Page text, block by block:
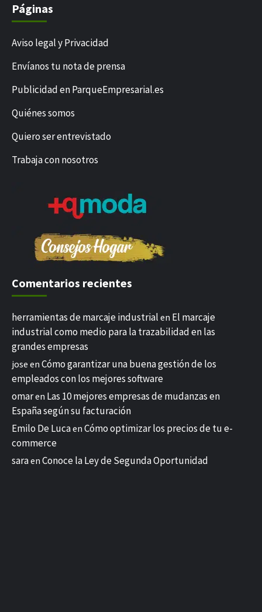
Páginas
Aviso legal y Privacidad
Envíanos tu nota de prensa
Publicidad en ParqueEmpresarial.es
Quiénes somos
Quiero ser entrevistado
Trabaja con nosotros
Comentarios recientes
herramientas de marcaje industrial en El marcaje
industrial como medio para la trazabilidad en las
grandes empresas
jose en Cómo garantizar una buena gestión de los
empleados con los mejores software
omaren Las 10 mejores empresas de mudanzas en
España según su facturación
Emilo De Lucaen Cómo optimizar los precios de tu e-
commerce
saraen Conoce la Ley de Segunda Oportunidad